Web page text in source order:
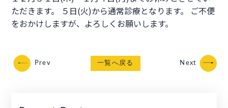
ただきます。 ５日(火)から通常診療となります。 ご不便
をおかけしますが、よろしくお願いします。
Prev 一覧へ戻る Next